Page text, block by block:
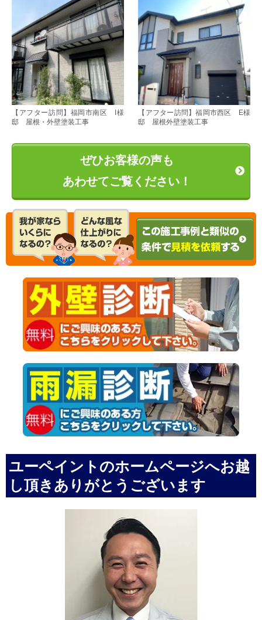
【アフター訪問】福岡市南区 I様
邸 屋根・外壁塗装工事
【アフター訪問】福岡市西区 E様
邸 屋根外壁塗装工事
ぜひお客様の声も
あわせてご覧ください！
ユーペイントのホームページへお越
し頂きありがとうございます